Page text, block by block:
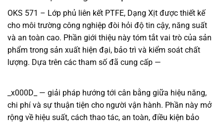
OKS 571 – Lớp phủ liên kết PTFE, Dạng Xịt được thiết kế
cho môi trường công nghiệp đòi hỏi độ tin cậy, năng suất
và an toàn cao. Phần giới thiệu này tóm tắt vai trò của sản
phẩm trong sản xuất hiện đại, bảo trì và kiểm soát chất
lượng. Dựa trên các tham số đã cung cấp —
_x000D_ — giải pháp hướng tới cân bằng giữa hiệu năng,
chi phí và sự thuận tiện cho người vận hành. Phần này mở
rộng về hiệu suất, cách thao tác, an toàn, điều kiện bảo